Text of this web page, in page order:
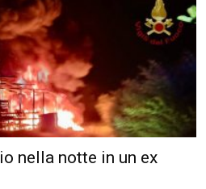
nella notte in un ex